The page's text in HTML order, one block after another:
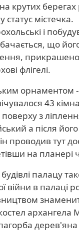
берегах
статус містечка.
і
що
флігелі.
орнаментом -
43
з
а після його
проводив тут
на
палацу
війни в палаці